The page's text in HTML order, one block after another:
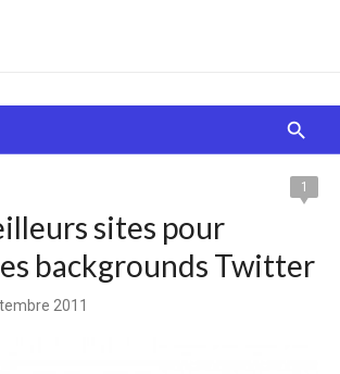
comme une boîte de chocolats… On
sur quoi on va tomber !
1
sites pour
backgrounds Twitter
2011